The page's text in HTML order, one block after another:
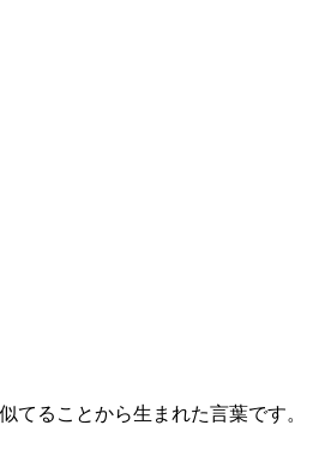
てることから生まれた言葉です。